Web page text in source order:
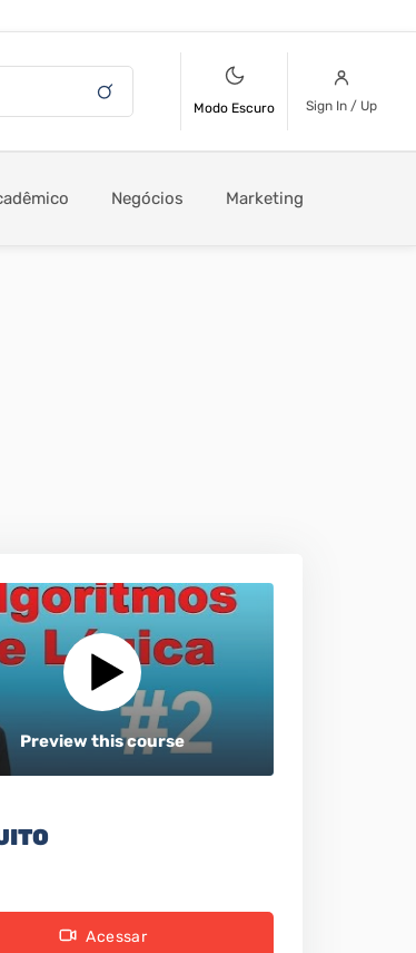
Modo Escuro Sign In / Up
Negócios Marketing
Preview this course
Acessar